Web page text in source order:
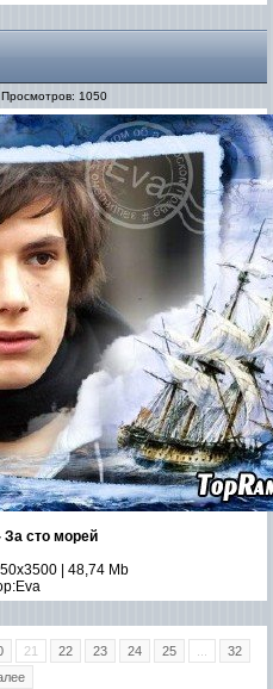
1050
сто морей
| 48,74 Mb
21 22 23 24 25
32